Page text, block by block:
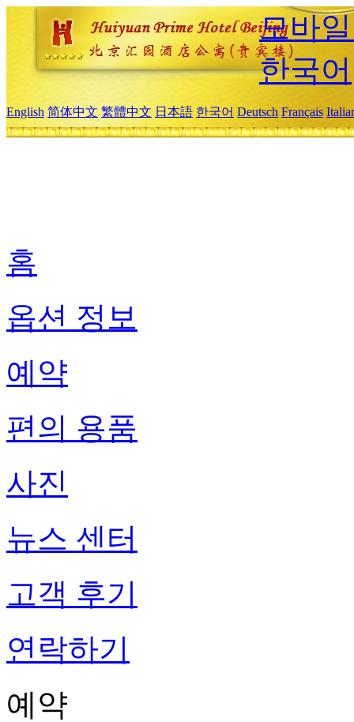
모바
한국어
English 简体中文 繁體中文 日本語 한국어 Deutsch Français
홈
옵션 정보
예약
편의 용품
사진
뉴스 센터
고객 후기
연락하기
예약